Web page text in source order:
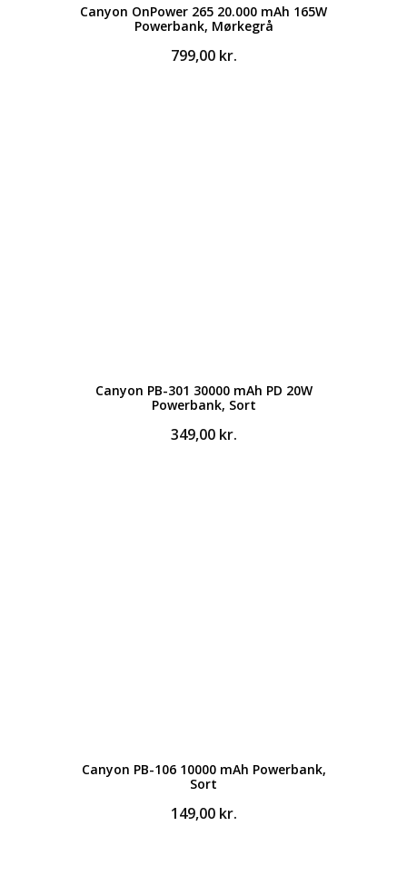
Canyon OnPower 265 20.000 mAh 165W
Powerbank, Mørkegrå
799,00 kr.
Canyon PB-301 30000 mAh PD 20W
Powerbank, Sort
349,00 kr.
Canyon PB-106 10000 mAh Powerbank,
Sort
149,00 kr.